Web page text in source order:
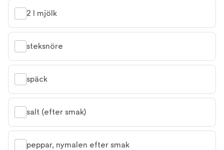
2 l mjölk
steksnöre
späck
salt (efter smak)
peppar, nymalen efter smak